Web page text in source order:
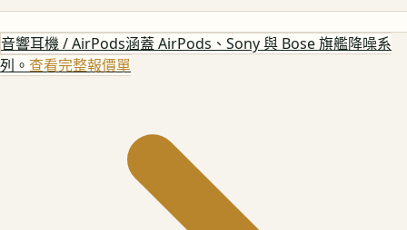
音響耳機 / AirPods涵蓋 AirPods、Sony 與 Bose 旗艦降噪系
列。 查看完整報價單